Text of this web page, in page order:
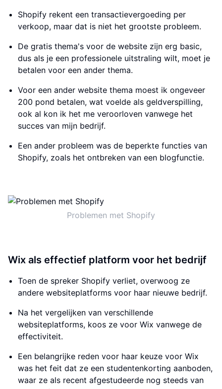
Shopify rekent een transactievergoeding per
verkoop, maar dat is niet het grootste probleem.
De gratis thema's voor de website zijn erg basic,
dus als je een professionele uitstraling wilt, moet je
betalen voor een ander thema.
Voor een ander website thema moest ik ongeveer
200 pond betalen, wat voelde als geldverspilling,
ook al kon ik het me veroorloven vanwege het
succes van mijn bedrijf.
Een ander probleem was de beperkte functies van
Shopify, zoals het ontbreken van een blogfunctie.
Problemen met Shopify
Wix als effectief platform voor het bedrijf
Toen de spreker Shopify verliet, overwoog ze
andere websiteplatforms voor haar nieuwe bedrijf.
Na het vergelijken van verschillende
websiteplatforms, koos ze voor Wix vanwege de
effectiviteit.
Een belangrijke reden voor haar keuze voor Wix
was het feit dat ze een studentenkorting aanboden,
waar ze als recent afgestudeerde nog steeds van